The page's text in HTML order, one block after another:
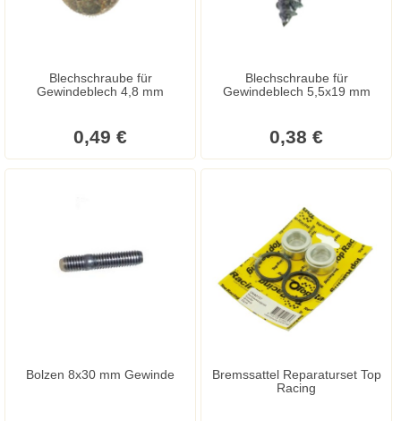
Blechschraube für
Gewindeblech 4,8 mm
0,49 €
Blechschraube für
Gewindeblech 5,5x19 mm
0,38 €
Bolzen 8x30 mm Gewinde
Bremssattel Reparaturset Top
Racing